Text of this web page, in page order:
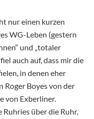
nur einen kurzen
WG-Leben (gestern
und „totaler
auch auf, dass mir die
in denen eher
Roger Boyes von der
von Exberliner.
über die Ruhr,